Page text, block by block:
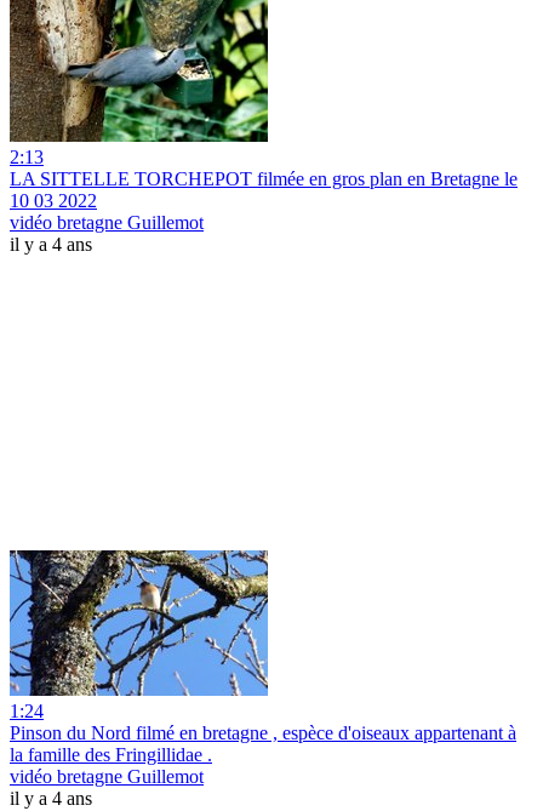
2:13
LA SITTELLE TORCHEPOT filmée en gros plan en Bretagne le
10 03 2022
vidéo bretagne Guillemot
il y a 4 ans
1:24
Pinson du Nord filmé en bretagne , espèce d'oiseaux appartenant à
la famille des Fringillidae .
vidéo bretagne Guillemot
il y a 4 ans